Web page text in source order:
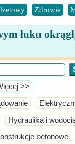
Zdrowie
łuku
>>
Hydraulika i
betonowe